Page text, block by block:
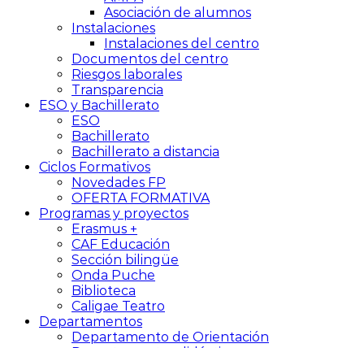
Asociación de alumnos
Instalaciones
Instalaciones del centro
Documentos del centro
Riesgos laborales
Transparencia
ESO y Bachillerato
ESO
Bachillerato
Bachillerato a distancia
Ciclos Formativos
Novedades FP
OFERTA FORMATIVA
Programas y proyectos
Erasmus +
CAF Educación
Sección bilingüe
Onda Puche
Biblioteca
Caligae Teatro
Departamentos
Departamento de Orientación